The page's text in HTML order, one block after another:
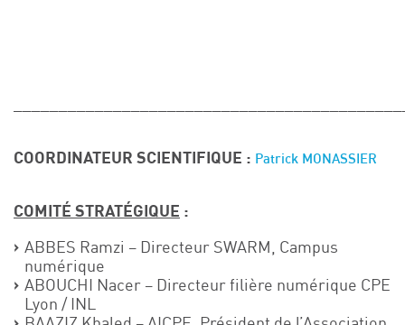
COORDINATEUR SCIENTIFIQUE : Patrick MONASSIER
COMITÉ STRATÉGIQUE :
ABBES Ramzi – Directeur SWARM, Campus
numérique
ABOUCHI Nacer – Directeur filière numérique CPE
Lyon / INL